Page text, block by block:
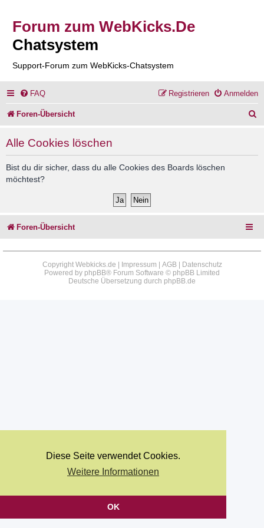
Diese Seite verwendet Cookies.
Weitere Informationen
OK
Forum zum WebKicks.De
Chatsystem
Support-Forum zum WebKicks-Chatsystem
FAQ Anmelden
Registrieren
Foren-Übersicht
Alle Cookies löschen
Bist du dir sicher, dass du alle Cookies des Boards löschen
möchtest?
Foren-Übersicht
Copyright Webkicks.de | Impressum AGB|
Datenschutz
Powered by phpBB® Forum Software © phpBB Limited
Deutsche Übersetzung durch phpBB.de